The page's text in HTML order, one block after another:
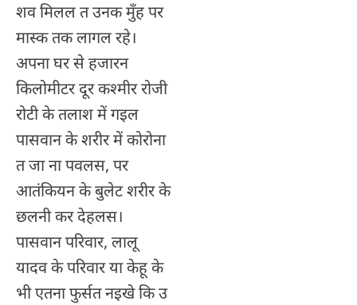
शव मिलल त उनक मुँह पर
मास्क तक लागल रहे।
अपना घर से हजारन
किलोमीटर दूर कश्मीर रोजी
रोटी के तलाश में गइल
पासवान के शरीर में कोरोना
त जा ना पवलस, पर
आतंकियन के बुलेट शरीर के
छलनी कर देहलस।
पासवान परिवार, लालू
यादव के परिवार या केहू के
भी एतना फुर्सत नइखे कि उ